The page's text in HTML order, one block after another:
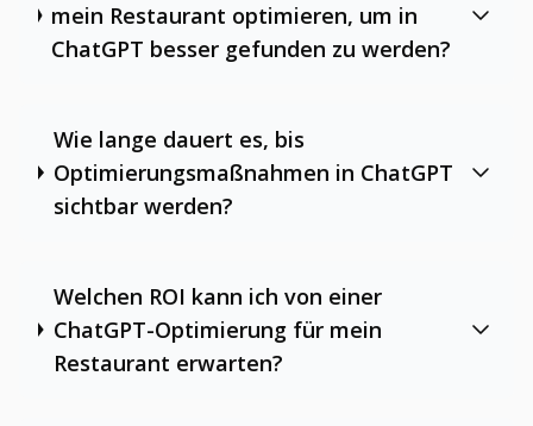
mein Restaurant optimieren, um in
ChatGPT besser gefunden zu werden?
Wie lange dauert es, bis
Optimierungsmaßnahmen in ChatGPT
sichtbar werden?
Welchen ROI kann ich von einer
ChatGPT-Optimierung für mein
Restaurant erwarten?